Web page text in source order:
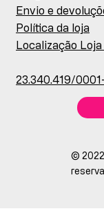
Envio e
Política da loja
Localização
23.340.419/
©